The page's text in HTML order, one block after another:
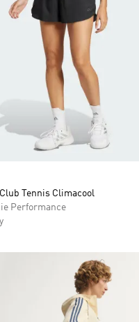
Tennis Climacool
Performance